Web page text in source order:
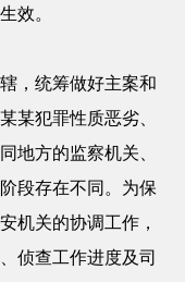
效。
，统筹做好主案和
某犯罪性质恶劣、
地方的监察机关、
段存在不同。为保
机关的协调工作，
侦查工作进度及司